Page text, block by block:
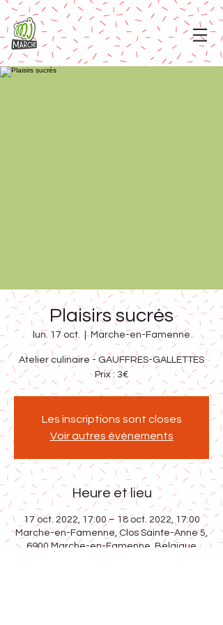
Plaisirs sucrés
lun. 17 oct.
  |
Marche-en-Famenne
Atelier culinaire - GAUFFRES-GALLETTES
Prix : 3€
Les inscriptions sont closes
Voir autres événements
Heure et lieu
17 oct. 2022, 17:00 – 18 oct. 2022, 17:00
Marche-en-Famenne, Clos Sainte-Anne 5,
6900 Marche-en-Famenne, Belgique